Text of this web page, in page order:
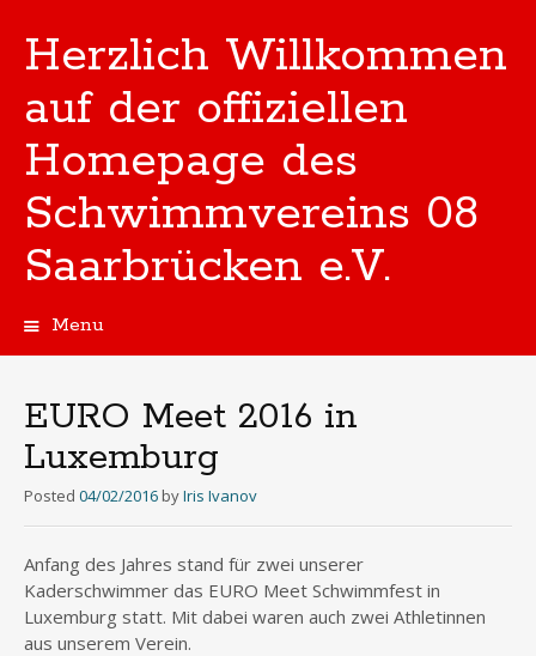
Herzlich Willkommen
auf der offiziellen
Homepage des
Schwimmvereins 08
Saarbrücken e.V.
Menu
EURO Meet 2016 in
Luxemburg
Posted 04/02/2016 byIris Ivanov
Anfang des Jahres stand für zwei unserer
Kaderschwimmer das EURO Meet Schwimmfest in
Luxemburg statt. Mit dabei waren auch zwei Athletinnen
aus unserem Verein.